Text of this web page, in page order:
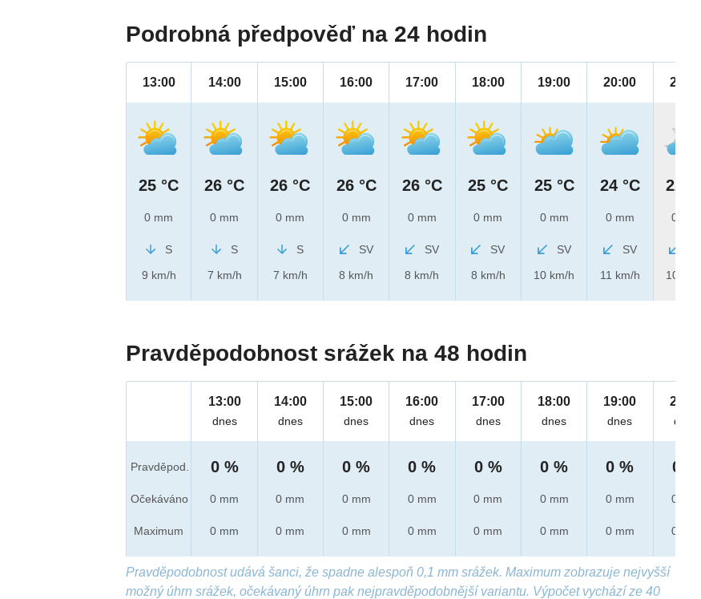
Podrobná předpověď na 24 hodin
13:00
25 °C
0 mm
S
9 km/h
14:00
26 °C
0 mm
S
7 km/h
15:00
26 °C
0 mm
S
7 km/h
16:00
26 °C
0 mm
SV
8 km/h
17:00
26 °C
0 mm
SV
8 km/h
18:00
25 °C
0 mm
SV
8 km/h
19:00
25 °C
0 mm
SV
10 km/h
20:00
24 °C
0 mm
SV
11 km/h
21:00
22 °C
0 mm
10 km/h
Pravděpodobnost srážek na 48 hodin
Pravděpod.
Očekáváno
Maximum
13:00
dnes
0 %
0 mm
0 mm
14:00
dnes
0 %
0 mm
0 mm
15:00
dnes
0 %
0 mm
0 mm
16:00
dnes
0 %
0 mm
0 mm
17:00
dnes
0 %
0 mm
0 mm
18:00
dnes
0 %
0 mm
0 mm
19:00
dnes
0 %
0 mm
0 mm
20:00
dnes
0 %
0 mm
0 mm
Pravděpodobnost udává šanci, že spadne alespoň 0,1 mm srážek. Maximum zobrazuje nejvyšší
možný úhrn srážek, očekávaný úhrn pak nejpravděpodobnější variantu. Výpočet vychází ze 40